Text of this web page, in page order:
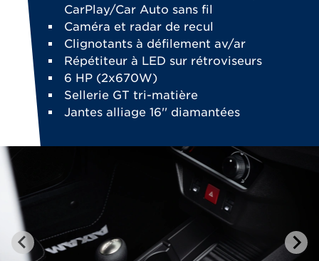
CarPlay/Car Auto sans fil
Caméra et radar de recul
Clignotants à défilement av/ar
Répétiteur à LED sur rétroviseurs
6 HP (2x670W)
Sellerie GT tri-matière
Jantes alliage 16'' diamantées